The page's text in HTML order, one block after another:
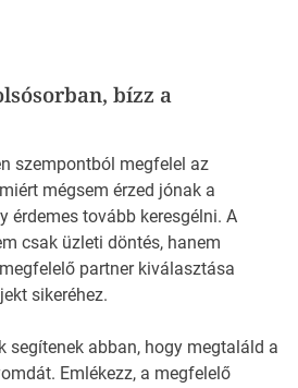
bízz a
szempontból megfelel az
mégsem érzed jónak a
érdemes tovább keresgélni. A
csak üzleti döntés, hanem
partner kiválasztása
sikeréhez.
segítenek abban, hogy megtaláld a
Emlékezz, a megfelelő